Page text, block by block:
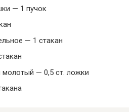
— 1 пучок
— 1 стакан
— 0,5 ст. ложки